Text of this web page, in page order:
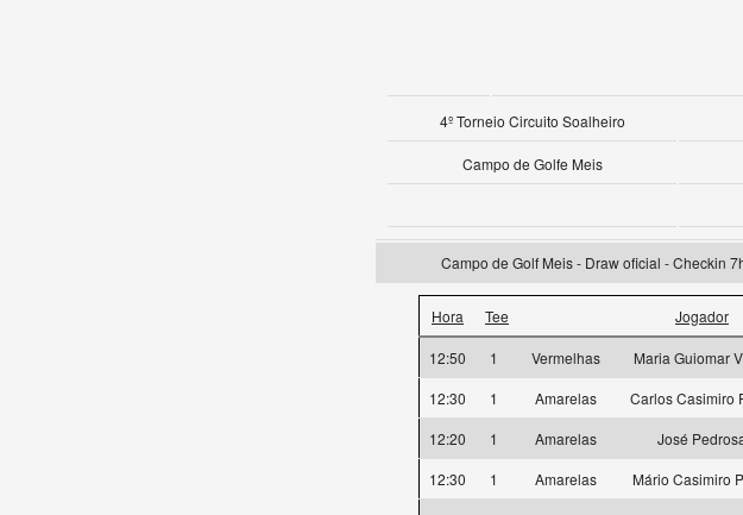
4º Torneio Circuito Soalheiro
Campo de Golfe Meis
Campo de Golf Meis - Draw oficial - Checkin
Hora Tee Jogador
12:50 1 Vermelhas Maria Guiomar
12:30
1 Amarelas Carlos Casimiro
12:20
1 Amarelas José
12:30
1 Amarelas Mário Casimiro